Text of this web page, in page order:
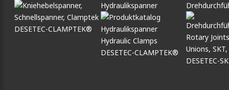
DESETEC-CLAMPTEK®
Hydraulikspanner
DESETEC-CLAMPTEK®
DESETEC-